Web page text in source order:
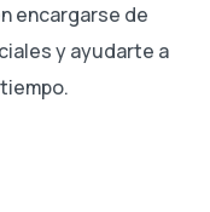
encargarse de
y ayudarte a